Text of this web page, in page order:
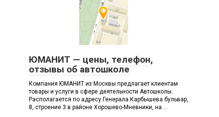
ЮМАНИТ — цены, телефон,
отзывы об автошколе
Компания ЮМАНИТ из Москвы предлагает клиентам
товары и услуги в сфере деятельности Автошколы.
Располагается по адресу Генерала Карбышева бульвар,
8, строение 3 в районе Хорошево-Мневники, на ...